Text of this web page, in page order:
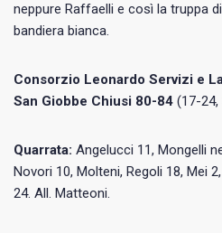
neppure Raffaelli e così la truppa
bandiera bianca.
Consorzio Leonardo Servizi e
San Giobbe Chiusi 80-84 (17-24,
Quarrata: Angelucci 11, Mongelli
Novori 10, Molteni, Regoli 18, Mei
24. All. Matteoni.